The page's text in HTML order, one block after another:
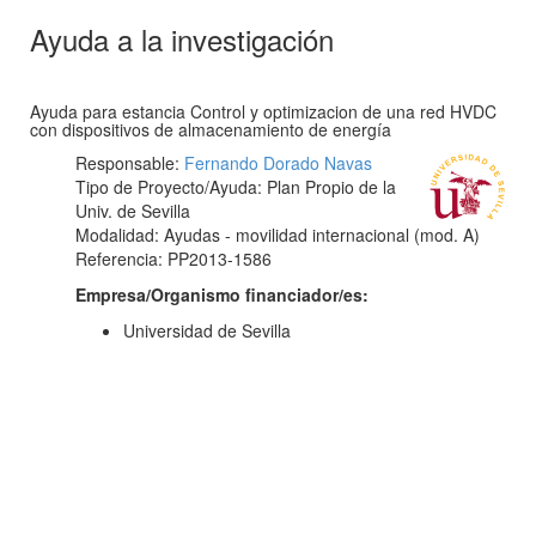
Ayuda a la investigación
Ayuda para estancia Control y optimizacion de una red HVDC
con dispositivos de almacenamiento de energía
Responsable: Fernando Dorado Navas
Tipo de Proyecto/Ayuda: Plan Propio de la
Univ. de Sevilla
Modalidad: Ayudas - movilidad internacional (mod. A)
Referencia: PP2013-1586
Empresa/Organismo financiador/es:
Universidad de Sevilla